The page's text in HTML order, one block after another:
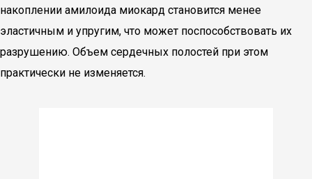
накоплении амилоида миокард становится менее
эластичным и упругим, что может поспособствовать их
разрушению. Объем сердечных полостей при этом
практически не изменяется.